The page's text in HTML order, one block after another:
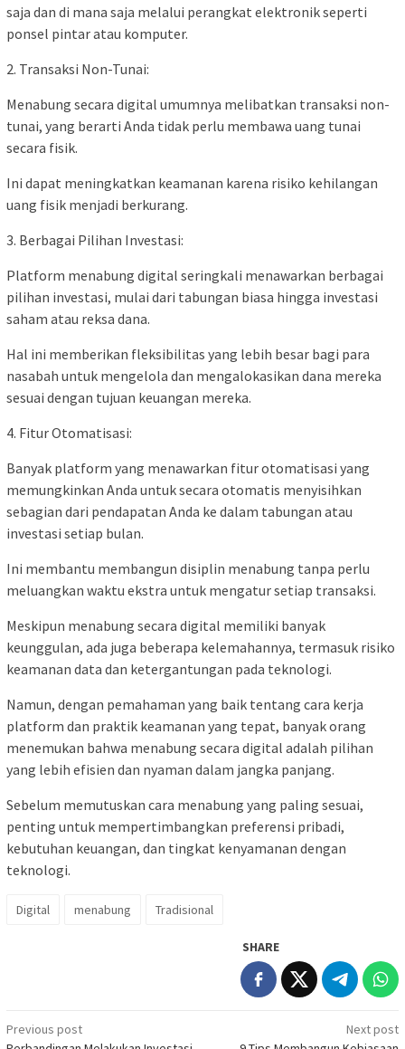
saja dan di mana saja melalui perangkat elektronik seperti
ponsel pintar atau komputer.
2. Transaksi Non-Tunai:
Menabung secara digital umumnya melibatkan transaksi non-
tunai, yang berarti Anda tidak perlu membawa uang tunai
secara fisik.
Ini dapat meningkatkan keamanan karena risiko kehilangan
uang fisik menjadi berkurang.
3. Berbagai Pilihan Investasi:
Platform menabung digital seringkali menawarkan berbagai
pilihan investasi, mulai dari tabungan biasa hingga investasi
saham atau reksa dana.
Hal ini memberikan fleksibilitas yang lebih besar bagi para
nasabah untuk mengelola dan mengalokasikan dana mereka
sesuai dengan tujuan keuangan mereka.
4. Fitur Otomatisasi:
Banyak platform yang menawarkan fitur otomatisasi yang
memungkinkan Anda untuk secara otomatis menyisihkan
sebagian dari pendapatan Anda ke dalam tabungan atau
investasi setiap bulan.
Ini membantu membangun disiplin menabung tanpa perlu
meluangkan waktu ekstra untuk mengatur setiap transaksi.
Meskipun menabung secara digital memiliki banyak
keunggulan, ada juga beberapa kelemahannya, termasuk risiko
keamanan data dan ketergantungan pada teknologi.
Namun, dengan pemahaman yang baik tentang cara kerja
platform dan praktik keamanan yang tepat, banyak orang
menemukan bahwa menabung secara digital adalah pilihan
yang lebih efisien dan nyaman dalam jangka panjang.
Sebelum memutuskan cara menabung yang paling sesuai,
penting untuk mempertimbangkan preferensi pribadi,
kebutuhan keuangan, dan tingkat kenyamanan dengan
teknologi.
Digital menabung Tradisional
SHARE
Post
Previous post
Next post